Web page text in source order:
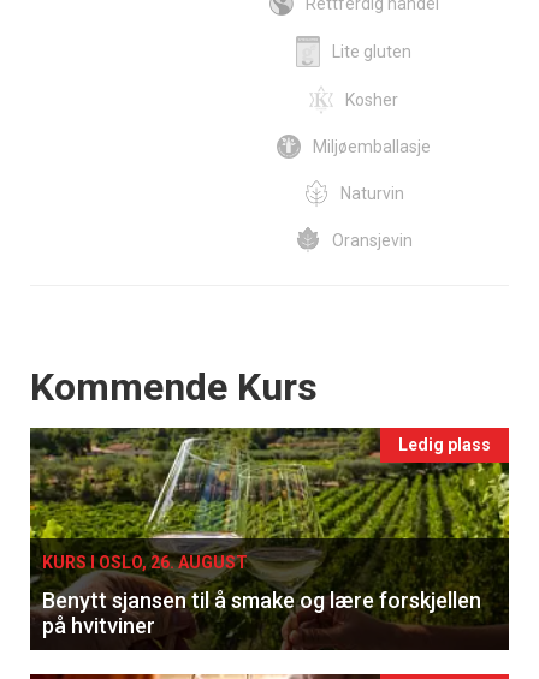
Lite gluten
Kosher
Miljøemballasje
Naturvin
Oransjevin
Events
Kommende Kurs
Ledig plass
KURS I OSLO, 26. AUGUST
Benytt sjansen til å smake og lære forskjellen
på hvitviner